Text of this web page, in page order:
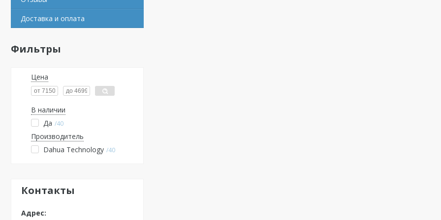
Доставка и оплата
Фильтры
Цена
В наличии
Да
40
Производитель
Dahua Technology 40
Контакты